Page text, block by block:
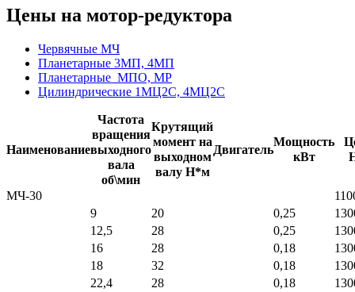
Цены на мотор-редуктора
Червячные МЧ
Планетарные 3МП, 4МП
Планетарные МПО, МР
Цилиндрические 1МЦ2С, 4МЦ2С
Наименование
Частота
вращения
выходного
вала
об\мин
Крутящий
момент на
выходном
валу Н*м
Двигатель
Мощность
кВт
МЧ-30
9 20 0,25
12,5
28 0,25
16
28 0,18
18
32 0,18
22,4
28 0,18